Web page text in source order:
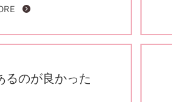
るのが良かった